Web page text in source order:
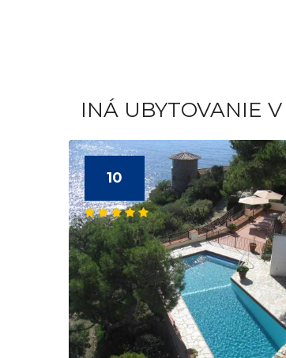
INÁ UBYTOVANIE
10